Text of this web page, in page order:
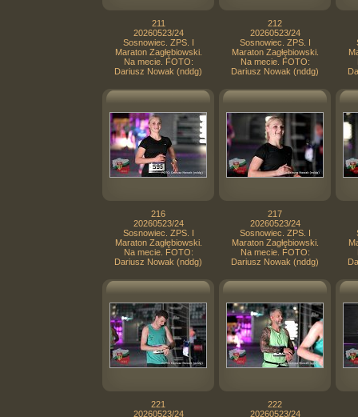
211
20260523/24
Sosnowiec. ZPS. I
Maraton Zagłębiowski.
Na mecie. FOTO:
Dariusz Nowak (nddg)
212
20260523/24
Sosnowiec. ZPS. I
Maraton Zagłębiowski.
Na mecie. FOTO:
Dariusz Nowak (nddg)
216
20260523/24
Sosnowiec. ZPS. I
Maraton Zagłębiowski.
Na mecie. FOTO:
Dariusz Nowak (nddg)
217
20260523/24
Sosnowiec. ZPS. I
Maraton Zagłębiowski.
Na mecie. FOTO:
Dariusz Nowak (nddg)
221
20260523/24
222
20260523/24